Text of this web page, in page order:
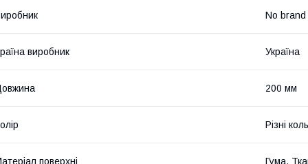
No brand
виробник Україна
200 мм
Різні
поверхні Гума,